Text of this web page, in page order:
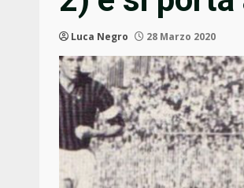
Luca Negro 28 Marzo 2020